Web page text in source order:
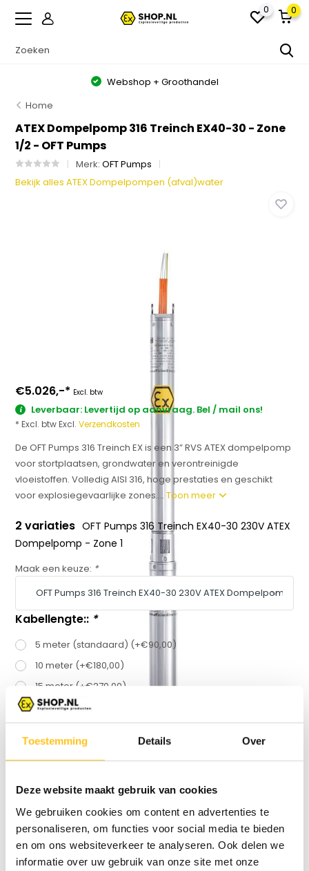
Toestemming Details Over
Deze website maakt gebruik van cookies
We gebruiken cookies om content en advertenties te
personaliseren, om functies voor social media te bieden
en om ons websiteverkeer te analyseren. Ook delen we
informatie over uw gebruik van onze site met onze
0 0
Webshop + Groothandel
Home
ATEX Dompelpomp 316 Treinch EX40-30 - Zone
1/2 - OFT Pumps
Merk:OFT Pumps
Bekijk alles ATEX Dompelpompen (afval)water
€5.026,-* Excl. btw
Leverbaar: Levertijd op aanvraag. Bel / mail ons!
* Excl. btw Excl.Verzendkosten
De OFT Pumps 316 Treinch EX is een 3” RVS ATEX dompelpomp
voor stortplaatsen, grondwater en verontreinigde
vloeistoffen. Volledig AISI 316, hoge prestaties en geschikt
voor explosiegevaarlijke zones....Toon meer
2 variaties OFT Pumps 316 Treinch EX40-30 230V ATEX
Dompelpomp - Zone 1
Maak een keuze: *
Kabellengte:: *
5 meter (standaard) (+€90,00)
10 meter (+€180,00)
15 meter (+€270,00)
20 meter (+€360,00)
Vergelijk
Productomschrijving
Specificaties